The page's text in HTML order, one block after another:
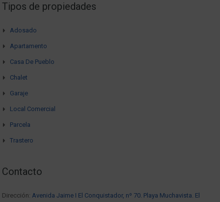
Tipos de propiedades
Adosado
Apartamento
Casa De Pueblo
Chalet
Garaje
Local Comercial
Parcela
Trastero
Contacto
Dirección: Avenida Jaime I El Conquistador, nº 70. Playa Muchavista. El